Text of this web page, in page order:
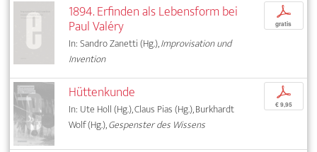
1894. Erfinden als Lebensform bei
Paul Valéry
In: Sandro Zanetti (Hg.),Improvisation und
Invention
p
gratis
Hüttenkunde
In: Ute Holl (Hg.), Claus Pias (Hg.), Burkhardt
Wolf (Hg.),Gespenster des Wissens
p
€ 9,95